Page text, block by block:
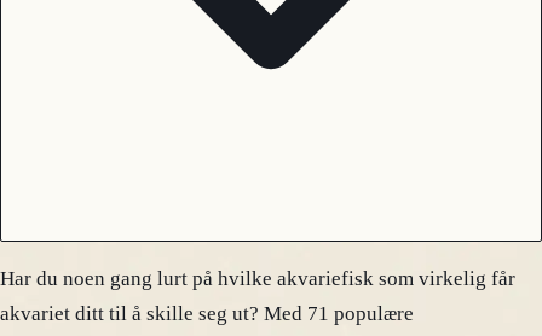
Har du noen gang lurt på hvilke akvariefisk som virkelig får
akvariet ditt til å skille seg ut? Med 71 populære